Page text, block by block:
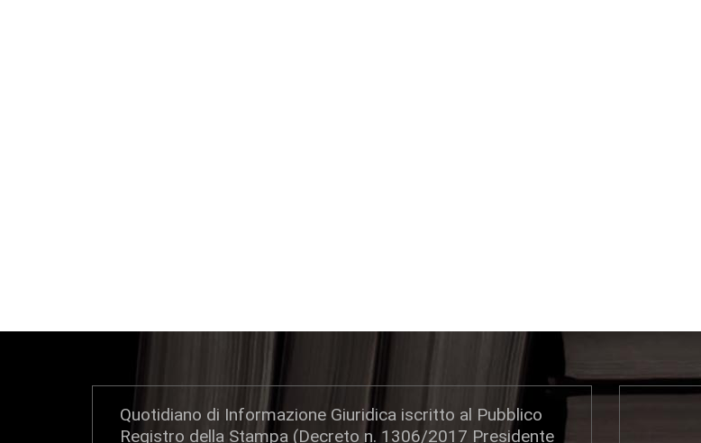
Quotidiano di Informazione Giuridica iscritto al Pubblico
Registro della Stampa (Decreto n. 1306/2017 Presidente